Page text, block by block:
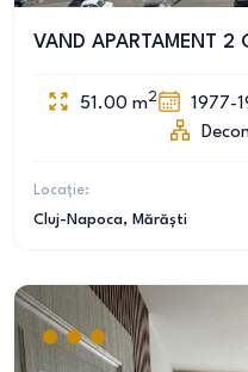
VAND APARTAMENT 2
51.00 m2 1977-
Locație:
Cluj-Napoca, Mărăști